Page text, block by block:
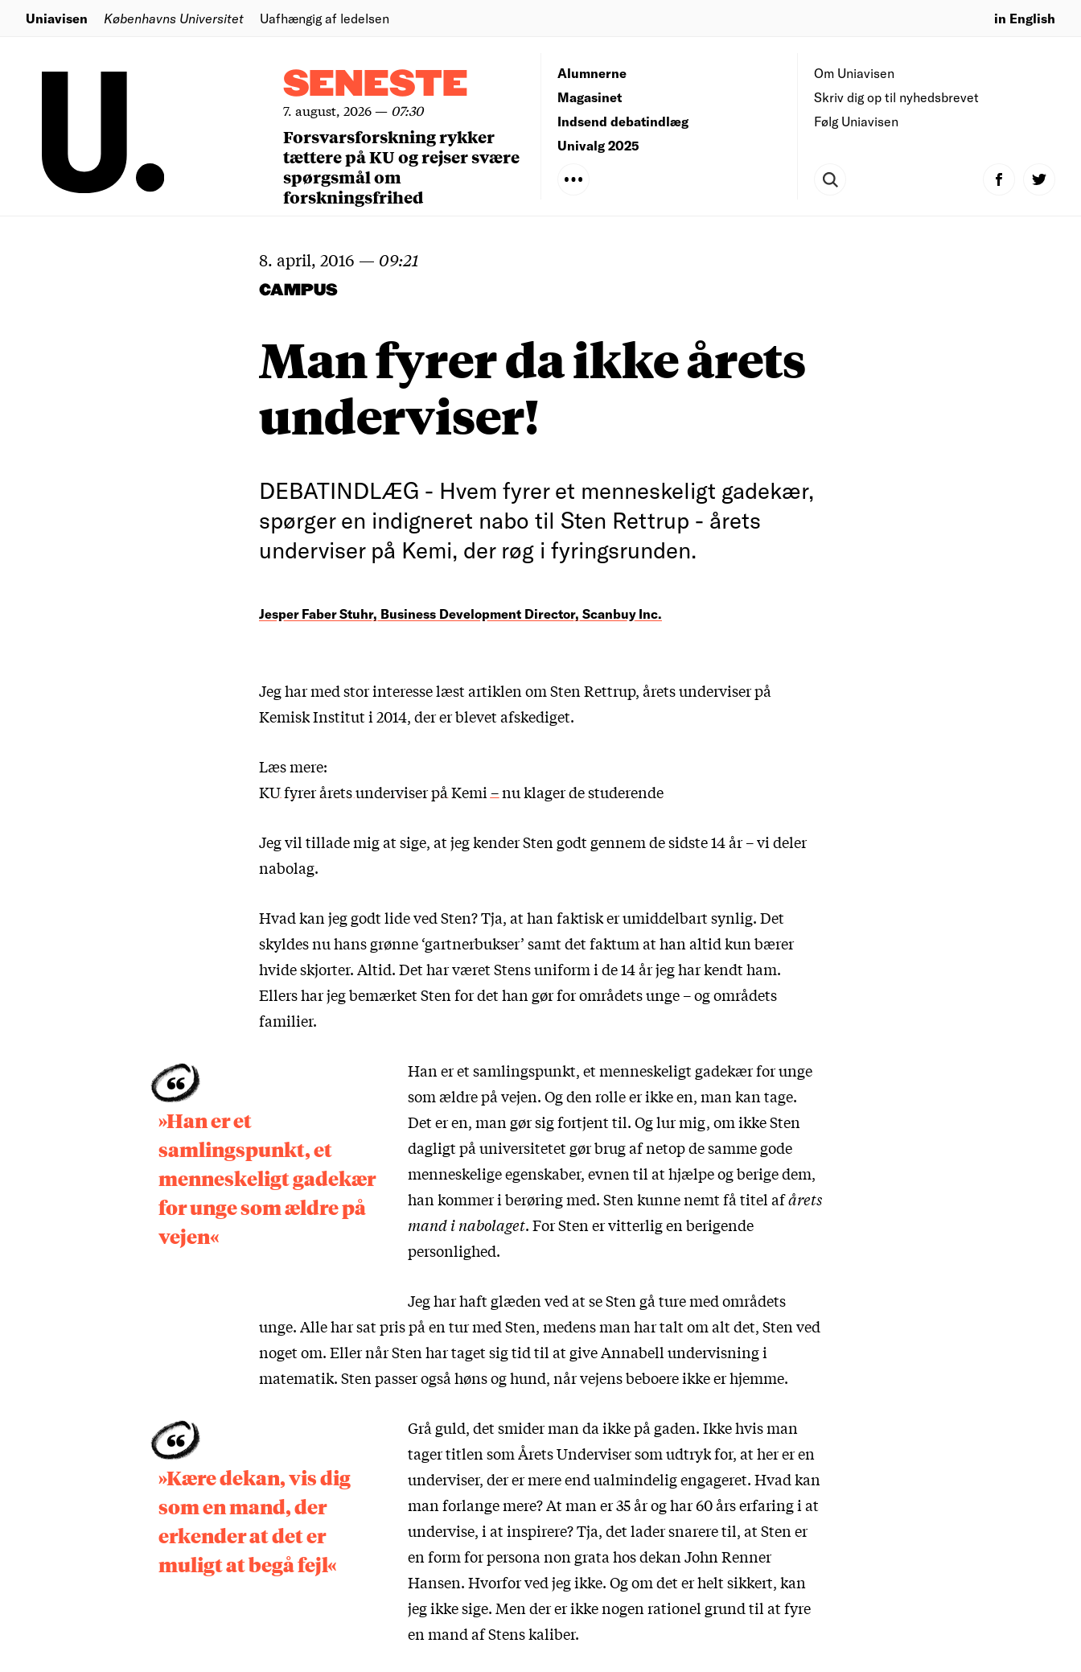
Uniavisen Københavns Universitet Uafhængig af ledelsen in English
SENESTE
7. august, 2026— 07:30
Forsvarsforskning rykker
tættere på KU og rejser svære
spørgsmål om
forskningsfrihed
Om Uniavisen
Skriv dig op til nyhedsbrevet
Følg Uniavisen
Alumnerne
Magasinet
Indsend debatindlæg
Univalg 2025
8. april, 2016 — 09:21
CAMPUS
Man fyrer da ikke årets
underviser!
DEBATINDLÆG - Hvem fyrer et menneskeligt gadekær,
spørger en indigneret nabo til Sten Rettrup - årets
underviser på Kemi, der røg i fyringsrunden.
Jesper Faber Stuhr, Business Development Director, Scanbuy Inc.
Jeg har med stor interesse læst artiklen om Sten Rettrup, årets underviser på
Kemisk Institut i 2014, der er blevet afskediget.
Læs mere:
KU fyrer årets underviser på Kemi – nu klager de studerende
Jeg vil tillade mig at sige, at jeg kender Sten godt gennem de sidste 14 år – vi deler
nabolag.
Hvad kan jeg godt lide ved Sten? Tja, at han faktisk er umiddelbart synlig. Det
skyldes nu hans grønne ‘gartnerbukser’ samt det faktum at han altid kun bærer
hvide skjorter. Altid. Det har været Stens uniform i de 14 år jeg har kendt ham.
Ellers har jeg bemærket Sten for det han gør for områdets unge – og områdets
familier.
»Han er et
samlingspunkt, et
menneskeligt gadekær
for unge som ældre på
vejen«
Han er et samlingspunkt, et menneskeligt gadekær for unge
som ældre på vejen. Og den rolle er ikke en, man kan tage.
Det er en, man gør sig fortjent til. Og lur mig, om ikke Sten
dagligt på universitetet gør brug af netop de samme gode
menneskelige egenskaber, evnen til at hjælpe og berige dem,
han kommer i berøring med. Sten kunne nemt få titel afårets
mand i nabolaget. For Sten er vitterlig en berigende
personlighed.
Jeg har haft glæden ved at se Sten gå ture med områdets
unge. Alle har sat pris på en tur med Sten, medens man har talt om alt det, Sten ved
noget om. Eller når Sten har taget sig tid til at give Annabell undervisning i
matematik. Sten passer også høns og hund, når vejens beboere ikke er hjemme.
»Kære dekan, vis dig
som en mand, der
erkender at det er
muligt at begå fejl«
Grå guld, det smider man da ikke på gaden. Ikke hvis man
tager titlen som Årets Underviser som udtryk for, at her er en
underviser, der er mere end ualmindelig engageret. Hvad kan
man forlange mere? At man er 35 år og har 60 års erfaring i at
undervise, i at inspirere? Tja, det lader snarere til, at Sten er
en form for persona non grata hos dekan John Renner
Hansen. Hvorfor ved jeg ikke. Og om det er helt sikkert, kan
jeg ikke sige. Men der er ikke nogen rationel grund til at fyre
en mand af Stens kaliber.